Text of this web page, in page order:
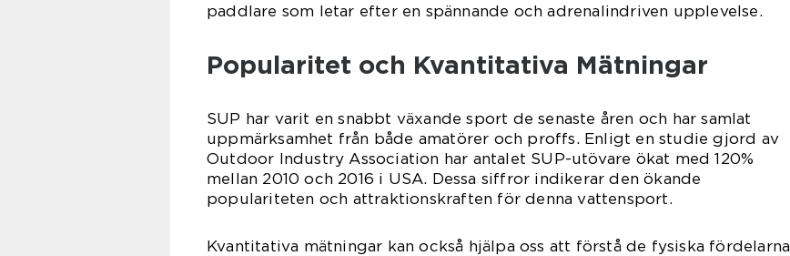
paddlare som letar efter en spännande och adrenalindriven upplevelse.
Popularitet och Kvantitativa Mätningar
SUP har varit en snabbt växande sport de senaste åren och har samlat
uppmärksamhet från både amatörer och proffs. Enligt en studie gjord av
Outdoor Industry Association har antalet SUP-utövare ökat med 120%
mellan 2010 och 2016 i USA. Dessa siffror indikerar den ökande
populariteten och attraktionskraften för denna vattensport.
Kvantitativa mätningar kan också hjälpa oss att förstå de fysiska fördelarna